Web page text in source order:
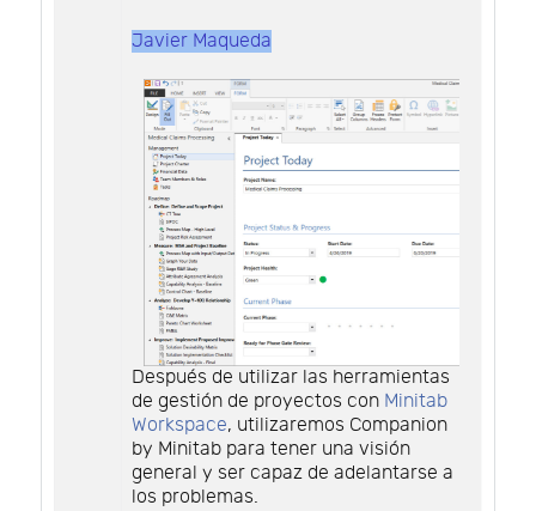
Javier Maqueda
Después de utilizar las herramientas
de gestión de proyectos con Minitab
Workspace, utilizaremos Companion
by Minitab para tener una visión
general y ser capaz de adelantarse a
los problemas.